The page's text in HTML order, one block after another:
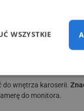
do wnętrza karoserii.
do monitora.
WSZYSTKIE